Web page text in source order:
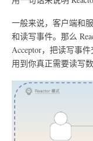
一般来说，客户端和
和读写事件。那么
Acceptor，把读写事
用到你真正需要读写